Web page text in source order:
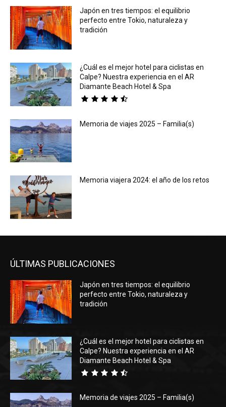
Japón en tres tiempos: el equilibrio
perfecto entre Tokio, naturaleza y
tradición
¿Cuál es el mejor hotel para ciclistas en
Calpe? Nuestra experiencia en el AR
Diamante Beach Hotel & Spa
Memoria de viajes 2025 – Familia(s)
Memoria viajera 2024: el año de los retos
ÚLTIMAS PUBLICACIONES
Japón en tres tiempos: el equilibrio
perfecto entre Tokio, naturaleza y
tradición
¿Cuál es el mejor hotel para ciclistas en
Calpe? Nuestra experiencia en el AR
Diamante Beach Hotel & Spa
Memoria de viajes 2025 – Familia(s)